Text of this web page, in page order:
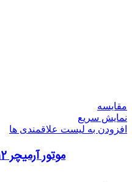
مقایسه
نمایش سریع
افزودن به لیست علاقمندی ها
موتور آرمیچر 12 ولت B30J231